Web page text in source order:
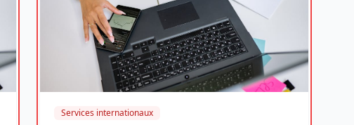
Services internationaux